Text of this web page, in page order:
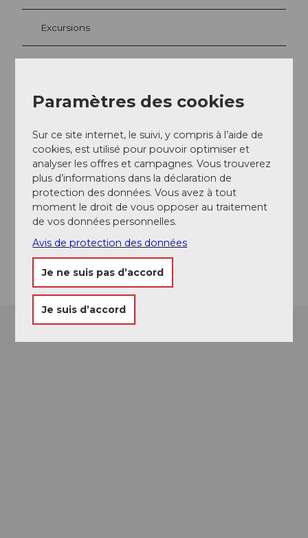
Excursions
Mühlenplatz 10
6004Luzern
041 219 64 54
service@theswissview.ch
Website
Paramètres des cookies
Sur ce site internet, le suivi, y compris à l’aide de
cookies, est utilisé pour pouvoir optimiser et
analyser les offres et campagnes. Vous trouverez
plus d’informations dans la déclaration de
protection des données. Vous avez à tout
moment le droit de vous opposer au traitement
de vos données personnelles.
Avis de protection des données
Je ne suis pas d’accord
Je suis d’accord